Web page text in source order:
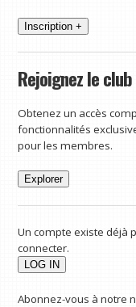
Inscription +
Rejoignez le club
Obtenez un accès
fonctionnalités
pour les membres.
Explorer
Un compte existe déjà
connecter.
Abonnez-vous à notre